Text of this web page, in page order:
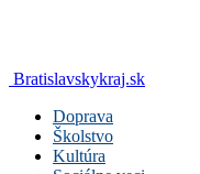
Bratislavskykraj.sk
Doprava
Školstvo
Kultúra